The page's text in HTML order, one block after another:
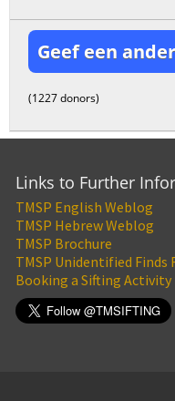
Geef een
(1227 donors)
Links to Further
TMSP English Weblog
TMSP Hebrew Weblog
TMSP Brochure
TMSP Unidentified Finds
Booking a Sifting Activity